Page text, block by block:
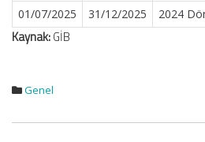
01/07/2025
31/12/2025 2024
Kaynak:GİB
Genel